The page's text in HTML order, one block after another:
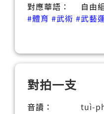
對應華語：
自由
#體育 #武術 #武藝
對拍一支
音讀：
tuì-